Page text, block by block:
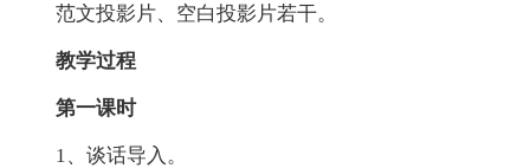
范文投影片、空白投影片若干。
教学过程
第一课时
1、谈话导入。